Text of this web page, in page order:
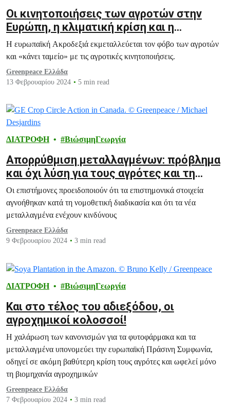
Οι κινητοποιήσεις των αγροτών στην
Ευρώπη, η κλιματική κρίση και η
Ακροδεξιά
Η ευρωπαϊκή Ακροδεξιά εκμεταλλεύεται τον φόβο των αγροτών
και «κάνει ταμείο» με τις αγροτικές κινητοποιήσεις.
Greenpeace Ελλάδα
13 Φεβρουαρίου 2024
5 min read
ΔΙΑΤΡΟΦΗ ΒιώσιμηΓεωργία
Απορρύθμιση μεταλλαγμένων: πρόβλημα
και όχι λύση για τους αγρότες και τη
γεωργία
Οι επιστήμονες προειδοποιούν ότι τα επιστημονικά στοιχεία
αγνοήθηκαν κατά τη νομοθετική διαδικασία και ότι τα νέα
μεταλλαγμένα ενέχουν κινδύνους
Greenpeace Ελλάδα
9 Φεβρουαρίου 2024
3 min read
ΔΙΑΤΡΟΦΗ ΒιώσιμηΓεωργία
Και στο τέλος του αδιεξόδου, οι
αγροχημικοί κολοσσοί!
Η χαλάρωση των κανονισμών για τα φυτοφάρμακα και τα
μεταλλαγμένα υπονομεύει την ευρωπαϊκή Πράσινη Συμφωνία,
οδηγεί σε ακόμη βαθύτερη κρίση τους αγρότες και ωφελεί μόνο
τη βιομηχανία αγροχημικών
Greenpeace Ελλάδα
7 Φεβρουαρίου 2024
3 min read